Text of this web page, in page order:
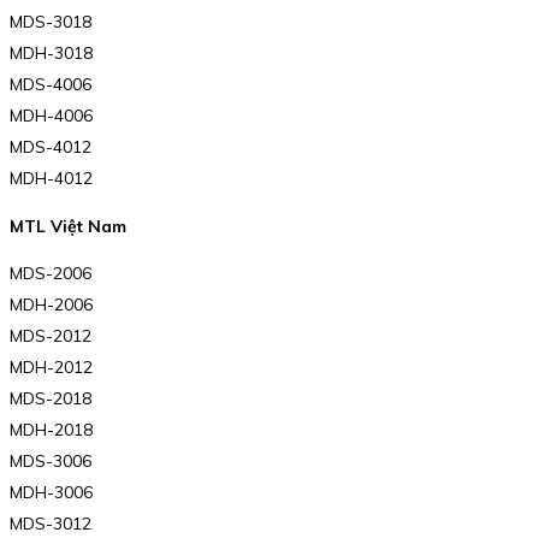
MDS-3018
MDH-3018
MDS-4006
MDH-4006
MDS-4012
MDH-4012
MTL Việt Nam
MDS-2006
MDH-2006
MDS-2012
MDH-2012
MDS-2018
MDH-2018
MDS-3006
MDH-3006
MDS-3012